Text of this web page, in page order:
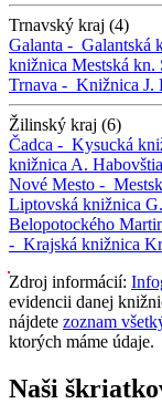
Trnavský kraj (4)
Galanta - Galantská
knižnica Mestská kn.
Trnava - Knižnica J.
Žilinský kraj (6)
Čadca - Kysucká
knižnica A.
Nové Mesto -
Liptovská knižnica
Belopotockého
- Krajská knižnica
Zdroj informácií:
evidencii danej
nájdete zoznam
ktorých máme údaje.
Naši